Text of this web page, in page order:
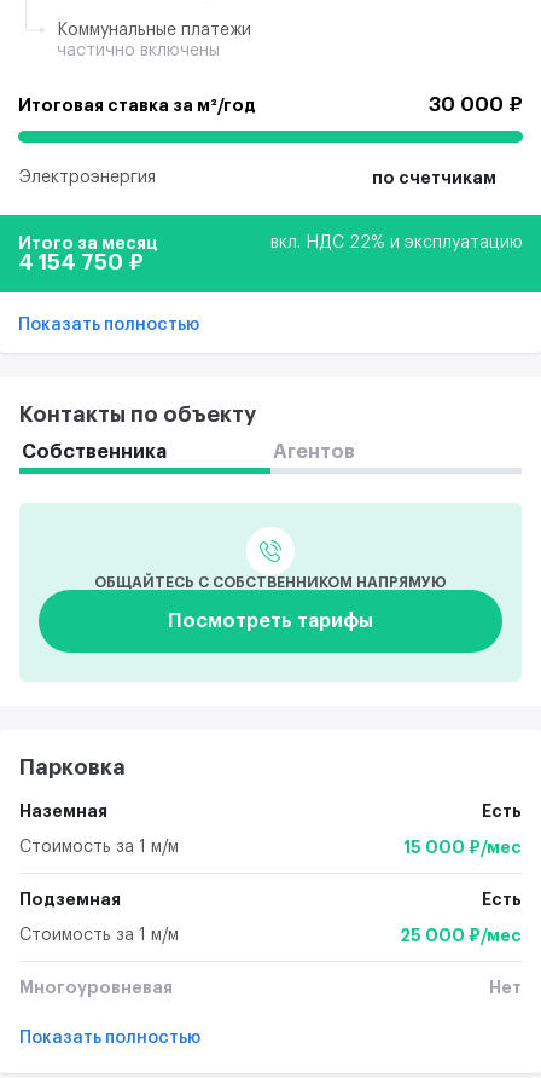
Коммунальные платежи
частично включены
Итоговая ставка за м²/год 30 000 ₽
Электроэнергия по счетчикам
Итого за месяц вкл. НДС 22% и эксплуатацию
4 154 750 ₽
Показать полностью
Контакты по объекту
Собственника Агентов
ОБЩАЙТЕСЬ С СОБСТВЕННИКОМ НАПРЯМУЮ
Посмотреть тарифы
Парковка
Наземная Есть
Стоимость за 1 м/м 15 000 ₽/мес
Подземная Есть
Стоимость за 1 м/м 25 000 ₽/мес
Многоуровневая Нет
Показать полностью